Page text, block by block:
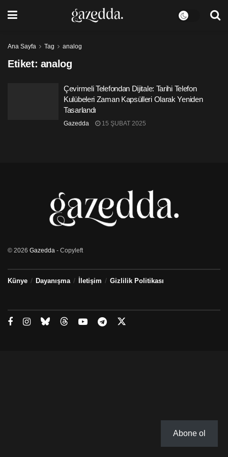
Ana Sayfa Tag analog
Etiket: analog
Çevirmeli Telefondan Dijitale: Tarihi Telefon
Kulübeleri Zaman Kapsülleri Olarak Yeniden
Tasarlandı
Gazedda 15 ŞUBAT 2025
© 2026 Gazedda - Copyleft
Künye Dayanışma İletişim Gizlilik Politikası
Abone ol